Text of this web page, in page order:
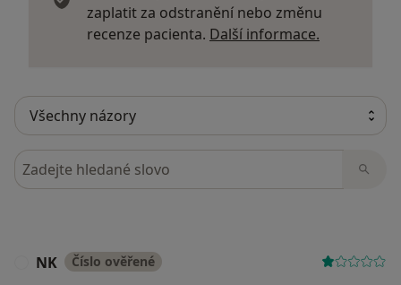
zaplatit za odstranění nebo změnu
recenze pacienta. Další informace.
Hledejte v názorech
NK Číslo ověřené